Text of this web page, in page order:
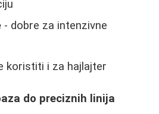
- dobre za intenzivne
koristiti i za hajlajter
do preciznih linija